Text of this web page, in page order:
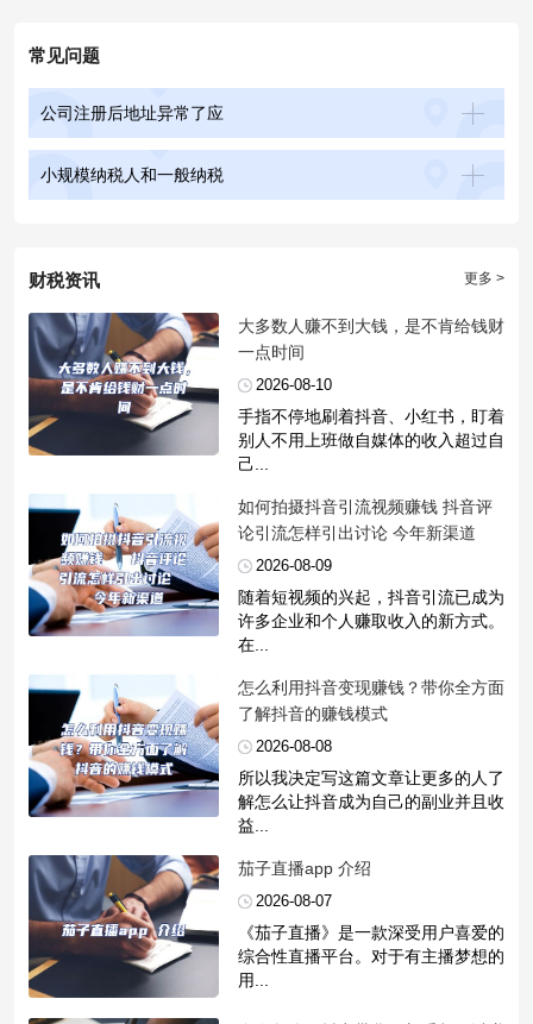
常见问题
公司注册后地址异常了应
小规模纳税人和一般纳税
更多 >
财税资讯
​大多数人赚不到大钱，是不肯给钱财
一点时间
2026-08-10
手指不停地刷着抖音、小红书，盯着
别人不用上班做自媒体的收入超过自
己...
​如何拍摄抖音引流视频赚钱 抖音评
论引流怎样引出讨论 今年新渠道
2026-08-09
随着短视频的兴起，抖音引流已成为
许多企业和个人赚取收入的新方式。
在...
​怎么利用抖音变现赚钱？带你全方面
了解抖音的赚钱模式
2026-08-08
所以我决定写这篇文章让更多的人了
解怎么让抖音成为自己的副业并且收
益...
​茄子直播app 介绍
2026-08-07
《茄子直播》是一款深受用户喜爱的
综合性直播平台。对于有主播梦想的
用...